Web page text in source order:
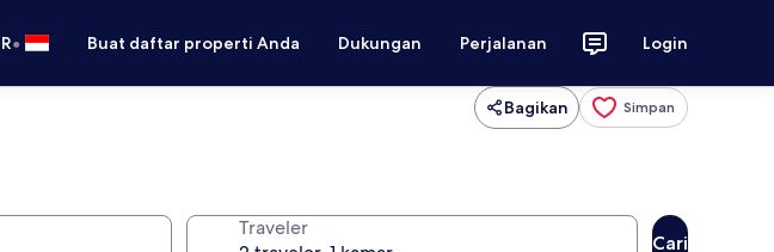
• Buat daftar properti Anda Dukungan Perjalanan Login
Bagikan Simpan
Traveler
Cari